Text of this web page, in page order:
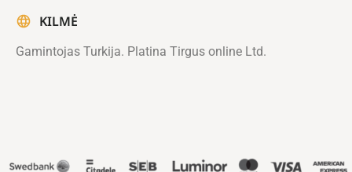
KILMĖ
Gamintojas Turkija. Platina Tirgus online Ltd.